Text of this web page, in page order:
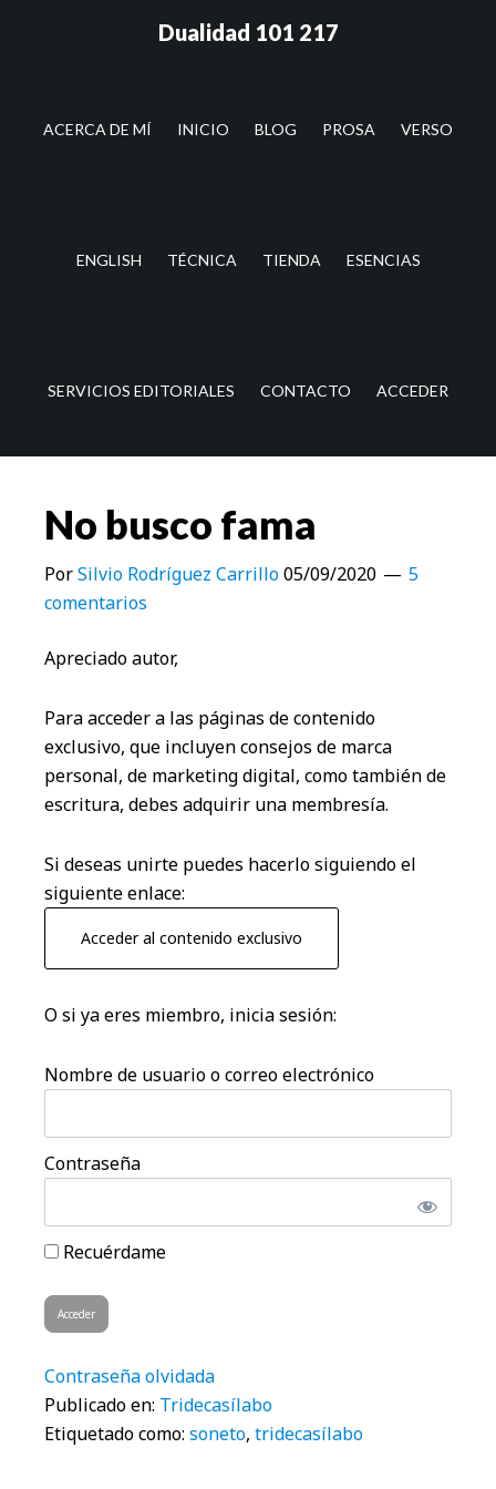
lateral
Dualidad 101 217
ACERCA DE MÍ INICIO BLOG PROSA VERSO
ENGLISH TÉCNICA TIENDA ESENCIAS
SERVICIOS EDITORIALES CONTACTO ACCEDER
No busco fama
PorSilvio Rodríguez Carrillo05/09/2020
5
comentarios
Apreciado autor,
Para acceder a las páginas de contenido
exclusivo, que incluyen consejos de marca
personal, de marketing digital, como también de
escritura, debes adquirir una membresía.
Si deseas unirte puedes hacerlo siguiendo el
siguiente enlace:
Acceder al contenido exclusivo
O si ya eres miembro, inicia sesión:
Nombre de usuario o correo electrónico
Contraseña
Recuérdame
Contraseña olvidada
Publicado en: Tridecasílabo
Etiquetado como: soneto, tridecasílabo